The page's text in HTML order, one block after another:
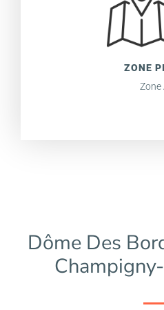
ZONE
Zone
Dôme Des